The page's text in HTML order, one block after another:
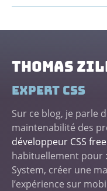
Thomas
Expert CSS
Sur ce blog, je parle
maintenabilité des
développeur CSS
habituellement pour
System, créer une
l’expérience sur